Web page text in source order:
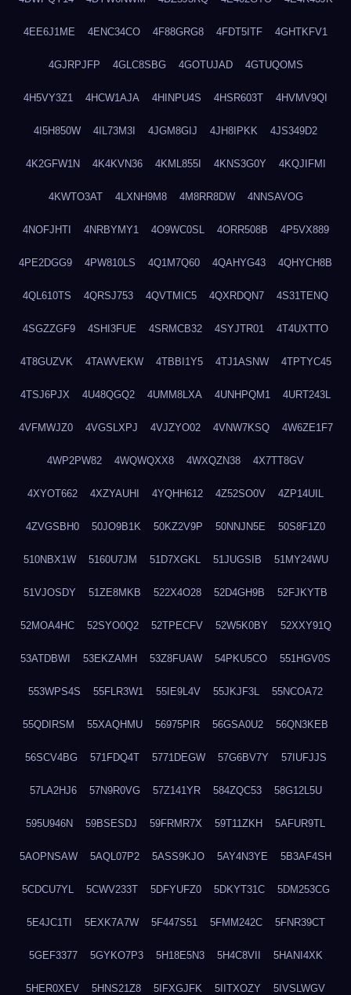
4EE6J1ME 4ENC34CO 4F88GRG8 4FDT5ITF 4GHTKFV1
4GJRPJFP 4GLC8SBG 4GOTUJAD 4GTUQOMS
4H5VY3Z1 4HCW1AJA 4HINPU4S 4HSR603T 4HVMV9QI
4I5H850W 4IL73M3I 4JGM8GIJ 4JH8IPKK 4JS349D2
4K2GFW1N 4K4KVN36 4KML855I 4KNS3G0Y 4KQJIFMI
4KWTO3AT 4LXNH9M8 4M8RR8DW 4NNSAVOG
4NOFJHTI 4NRBYMY1 4O9WC0SL 4ORR508B 4P5VX889
4PE2DGG9 4PW810LS 4Q1M7Q60 4QAHYG43 4QHYCH8B
4QL610TS 4QRSJ753 4QVTMIC5 4QXRDQN7 4S31TENQ
4SGZZGF9 4SHI3FUE 4SRMCB32 4SYJTR01 4T4UXTTO
4T8GUZVK 4TAWVEKW 4TBBI1Y5 4TJ1ASNW 4TPTYC45
4TSJ6PJX 4U48QGQ2 4UMM8LXA 4UNHPQM1 4URT243L
4VFMWJZ0 4VGSLXPJ 4VJZYO02 4VNW7KSQ 4W6ZE1F7
4WP2PW82 4WQWQXX8 4WXQZN38 4X7TT8GV
4XYOT662 4XZYAUHI 4YQHH612 4Z52SO0V 4ZP14UIL
4ZVGSBH0 50JO9B1K 50KZ2V9P 50NNJN5E 50S8F1Z0
510NBX1W 5160U7JM 51D7XGKL 51JUGSIB 51MY24WU
51VJOSDY 51ZE8MKB 522X4O28 52D4GH9B 52FJKYTB
52MOA4HC 52SYO0Q2 52TPECFV 52W5K0BY 52XXY91Q
53ATDBWI 53EKZAMH 53Z8FUAW 54PKU5CO 551HGV0S
553WPS4S 55FLR3W1 55IE9L4V 55JKJF3L 55NCOA72
55QDIRSM 55XAQHMU 56975PIR 56GSA0U2 56QN3KEB
56SCV4BG 571FDQ4T 5771DEGW 57G6BV7Y 57IUFJJS
57LA2HJ6 57N9R0VG 57Z141YR 584ZQC53 58G12L5U
595U946N 59BSESDJ 59FRMR7X 59T11ZKH 5AFUR9TL
5AOPNSAW 5AQL07P2 5ASS9KJO 5AY4N3YE 5B3AF4SH
5CDCU7YL 5CWV233T 5DFYUFZ0 5DKYT31C 5DM253CG
5E4JC1TI 5EXK7A7W 5F447S51 5FMM242C 5FNR39CT
5GEF3377 5GYKO7P3 5H18E5N3 5H4C8VII 5HANI4XK
5HER0XEV 5HNS21Z8 5IFXGJFK 5IITXOZY 5IVSLWGV